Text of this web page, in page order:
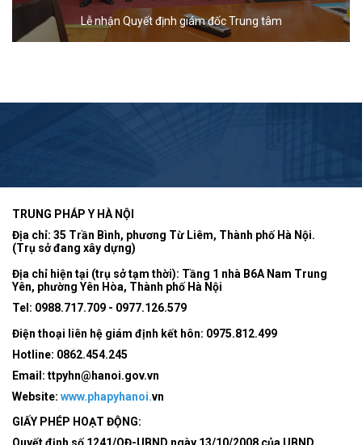
Lễ nhận Quyết định giám đốc Trung tâm
TRUNG PHÁP Y HÀ NỘI
Địa chỉ: 35 Trần Bình, phương Từ Liêm, Thành phố Hà Nội.
(Trụ sở đang xây dựng)
Địa chỉ hiện tại (trụ sở tạm thời): Tầng 1 nhà B6A Nam Trung
Yên, phường Yên Hòa, Thành phố Hà Nội
Tel: 0988.717.709 - 0977.126.579
Điện thoại liên hệ giám định kết hôn: 0975.812.499
Hotline: 0862.454.245
Email: ttpyhn@hanoi.gov.vn
Website: www.phapyhanoi.vn
GIẤY PHÉP HOẠT ĐỘNG: